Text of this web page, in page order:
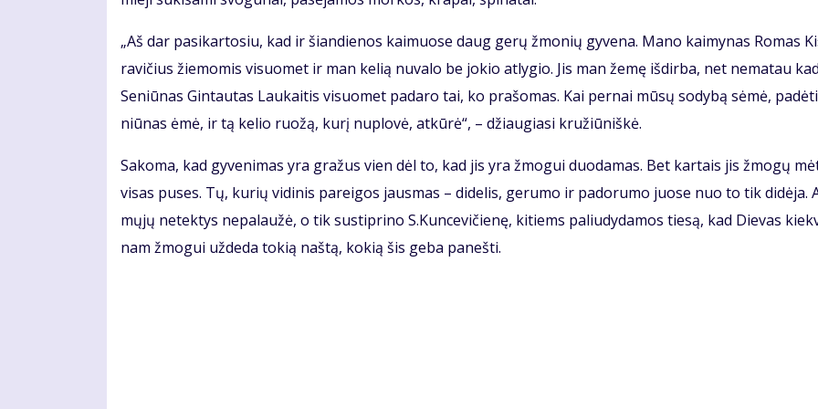
„Aš dar pa­si­kar­to­siu, kad ir šian­die­nos kai­muo­se daug ge­rų žmo­nių gy­ve­na. Ma­no kai­my­nas Ro­mas
ra­vi­čius žie­mo­mis vi­suo­met ir man ke­lią nu­va­lo be jo­kio at­ly­gio. Jis man že­mę iš­dir­ba, net ne­ma­tau
Se­niū­nas Gin­tau­tas Lau­kai­tis vi­suo­met pa­da­ro tai, ko pra­šo­mas. Kai per­nai mū­sų so­dy­bą sė­mė,
niū­nas ėmė, ir tą ke­lio ruo­žą, ku­rį nu­plo­vė, at­kū­rė“, – džiau­gia­si kru­žiū­niš­kė.
Sa­ko­ma, kad gy­ve­ni­mas yra gra­žus vien dėl to, kad jis yra žmo­gui duo­da­mas. Bet kar­tais jis žmo­gų
vi­sas pu­ses. Tų, ku­rių vi­di­nis pa­rei­gos jaus­mas – di­de­lis, ge­ru­mo ir pa­do­ru­mo juo­se nuo to tik di­dė­ja.
mų­jų ne­tek­tys ne­pa­lau­žė, o tik su­stip­ri­no S.Kun­ce­vi­čie­nę, ki­tiems pa­liu­dy­da­mos tie­są, kad Die­vas
nam žmo­gui už­de­da to­kią naš­tą, ko­kią šis ge­ba pa­neš­ti.